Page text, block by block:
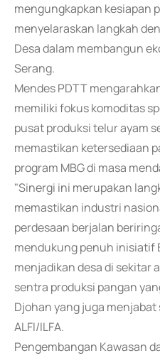
mengungkapkan kesiapan
menyelaraskan langkah
Desa dalam membangun
Serang.
Mendes PDTT
memiliki fokus komoditas
pusat produksi telur ayam
memastikan ketersediaan
program MBG di masa
"Sinergi ini merupakan
memastikan industri
perdesaan berjalan
mendukung penuh inisiatif
menjadikan desa di sekitar
sentra produksi pangan
Djohan yang juga menjabat
ALFI/ILFA.
Pengembangan Kawasan